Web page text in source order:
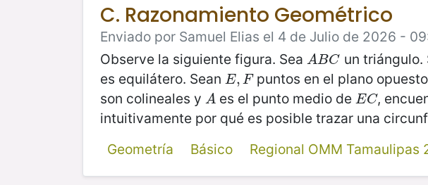
C. Razonamiento Geométrico
Enviado por Samuel Elias el 4 de Julio de 2026 -
Observe la siguiente figura. Sea A BC
ABC un triángulo.
es equilátero. Sean E, F
E,F puntos en el plano
son colineales y A
A es el punto medio de EC
EC ,
intuitivamente por qué es posible trazar una
Geometría
Básico Regional OMM Tamaulipas